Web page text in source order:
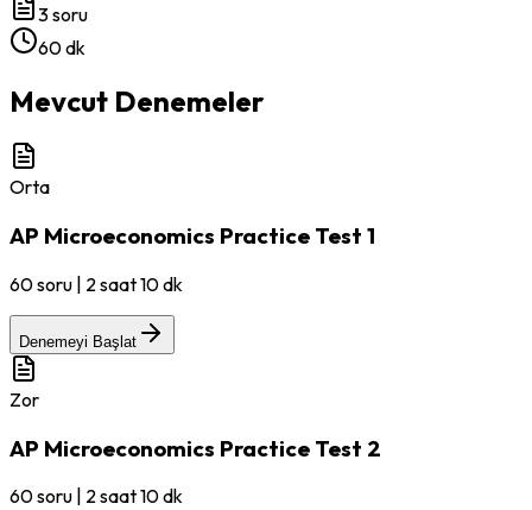
3soru
60 dk
Mevcut Denemeler
Orta
AP Microeconomics Practice Test 1
60soru | 2 saat 10 dk
Denemeyi Başlat
Zor
AP Microeconomics Practice Test 2
60soru 2 saat 10 dk